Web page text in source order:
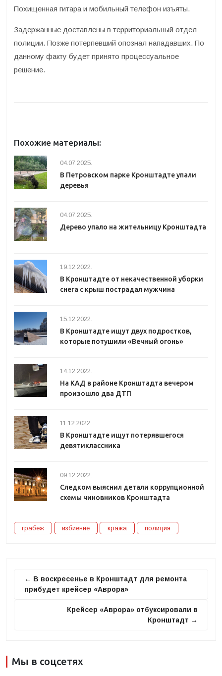
Похищенная гитара и мобильный телефон изъяты.
Задержанные доставлены в территориальный отдел
полиции. Позже потерпевший опознал нападавших. По
данному факту будет принято процессуальное
решение.
Похожие материалы:
04.07.2025.
В Петровском парке Кронштадте упали
деревья
04.07.2025.
Дерево упало на жительницу Кронштадта
19.12.2022.
В Кронштадте от некачественной уборки
снега с крыш пострадал мужчина
15.12.2022.
В Кронштадте ищут двух подростков,
которые потушили «Вечный огонь»
14.12.2022.
На КАД в районе Кронштадта вечером
произошло два ДТП
11.12.2022.
В Кронштадте ищут потерявшегося
девятиклассника
09.12.2022.
Следком выяснил детали коррупционной
схемы чиновников Кронштадта
грабеж избиение кража полиция
← В воскресенье в Кронштадт для ремонта
прибудет крейсер «Аврора»
Крейсер «Аврора» отбуксировали в
Кронштадт →
Мы в соцсетях